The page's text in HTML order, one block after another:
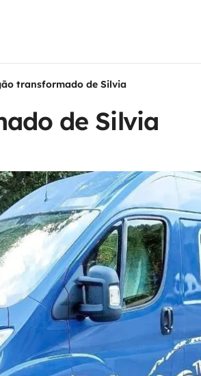
transformado de Silvia
de Silvia